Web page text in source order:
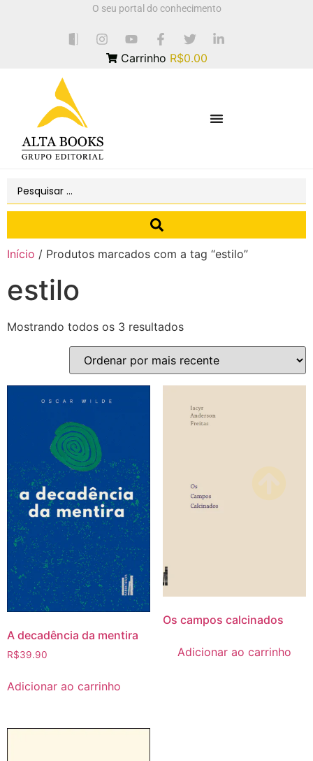
O seu portal do conhecimento
Carrinho R$0.00
Início / Produtos marcados com a tag “estilo”
estilo
Mostrando todos os 3 resultados
A decadência da mentira
R$39.90
Adicionar ao carrinho
Os campos calcinados
Adicionar ao carrinho